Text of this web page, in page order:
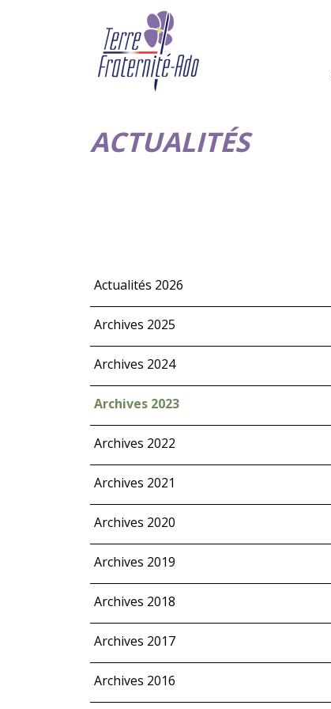
ACTUALITÉS
Actualités 2026
Archives 2025
Archives 2024
Archives 2023
Archives 2022
Archives 2021
Archives 2020
Archives 2019
Archives 2018
Archives 2017
Archives 2016